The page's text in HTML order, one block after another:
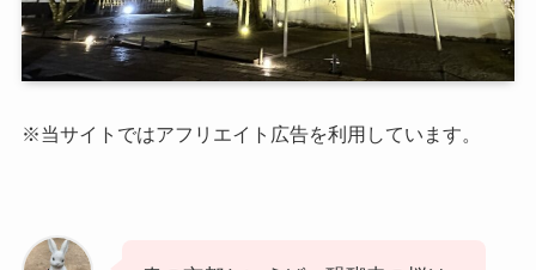
※当サイトではアフリエイト広告を利用しています。